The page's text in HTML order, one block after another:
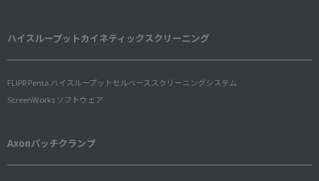
ハイスループットカイネティックスクリーニング
FLIPR Penta ハイスループットセルベーススクリーニングシステム
ScreenWorks ソフトウェア
Axonパッチクランプ